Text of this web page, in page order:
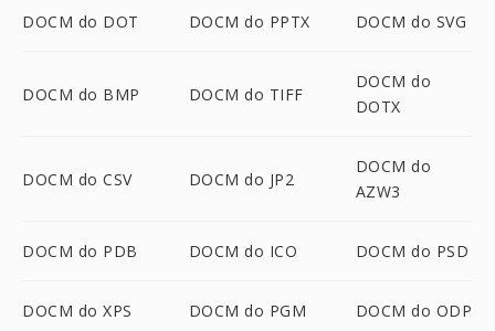
DOCM do DOT DOCM do PPTX DOCM do SVG
DOCM do BMP DOCM do TIFF
DOCM do
DOTX
DOCM do CSV DOCM do JP2
DOCM do
AZW3
DOCM do PDB DOCM do ICO DOCM do PSD
DOCM do XPS DOCM do PGM DOCM do ODP